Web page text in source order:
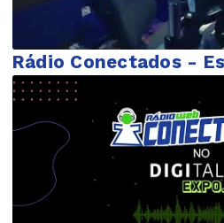
Rádio Conectados -